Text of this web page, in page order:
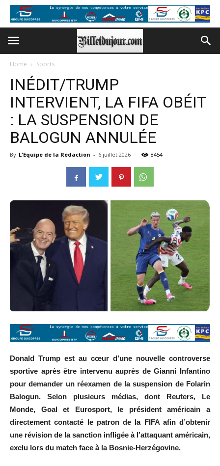
Home Sports
INÉDIT/TRUMP
INTERVIENT, LA FIFA OBÉIT
: LA SUSPENSION DE
BALOGUN ANNULÉE
By L'Equipe de la Rédaction - 6 juillet 2026 8454
Donald Trump est au cœur d’une nouvelle controverse
sportive après être intervenu auprès de Gianni Infantino
pour demander un réexamen de la suspension de Folarin
Balogun. Selon plusieurs médias, dont Reuters, Le
Monde, Goal et Eurosport, le président américain a
directement contacté le patron de la FIFA afin d’obtenir
une révision de la sanction infligée à l’attaquant américain,
exclu lors du match face à la Bosnie-Herzégovine.